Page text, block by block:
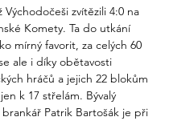
zvítězili 4:0 na
Komety. Ta do utkání
mírný favorit, za celých 60
ale i díky obětavosti
hráčů a jejich 22 blokům
k 17 střelám. Bývalý
Patrik Bartošák je při